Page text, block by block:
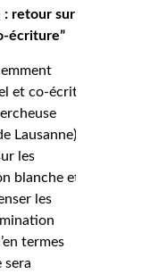
: retour sur
écriture”
et co-écrit
Lausanne),
les
blanche et
les
termes
sera